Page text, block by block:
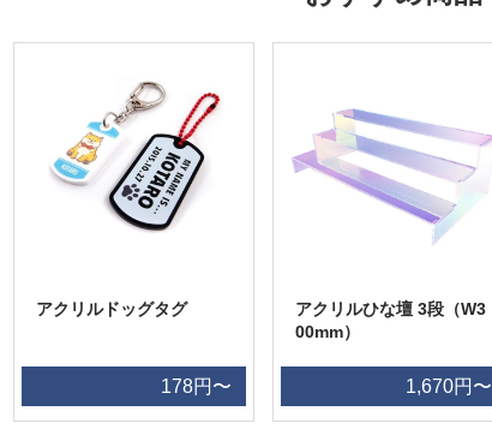
アクリルドッグタグ
178円〜
アクリルひな壇 3段（W3
00mm）
1,670円〜